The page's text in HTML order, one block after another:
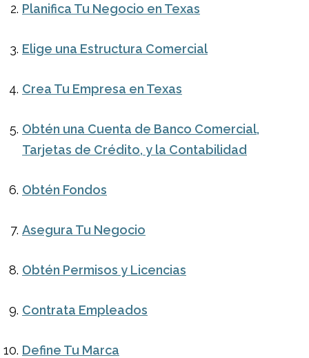
Planifica Tu Negocio en Texas
Elige una Estructura Comercial
Crea Tu Empresa en Texas
Obtén una Cuenta de Banco Comercial,
Tarjetas de Crédito, y la Contabilidad
Obtén Fondos
Asegura Tu Negocio
Obtén Permisos y Licencias
Contrata Empleados
Define Tu Marca